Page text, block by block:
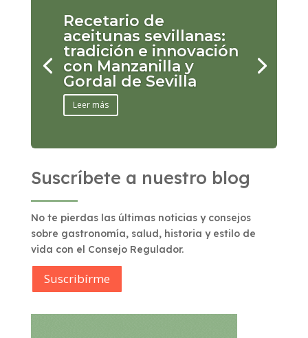
Recetario de
aceitunas sevillanas:
tradición e innovación
con Manzanilla y
Gordal de Sevilla
Leer más
Suscríbete a nuestro blog
No te pierdas las últimas noticias y consejos
sobre gastronomía, salud, historia y estilo de
vida con el Consejo Regulador.
Suscribírme